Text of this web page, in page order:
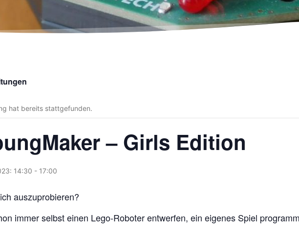
hat bereits stattgefunden.
– Girls Edition
14:30 - 17:00
auszuprobieren?
immer selbst einen Lego-Roboter entwerfen, ein eigenes Spiel